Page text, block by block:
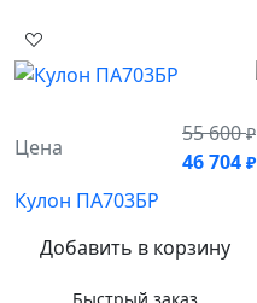
Цена
55 600₽
46 704 ₽
Кулон ПА703БР
Добавить в корзину
Быстрый заказ